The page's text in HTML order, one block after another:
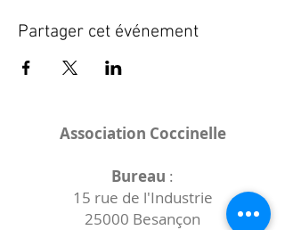
Partager cet événement
Association Coccinelle
Bureau :
15 rue de l'Industrie
25000 Besançon